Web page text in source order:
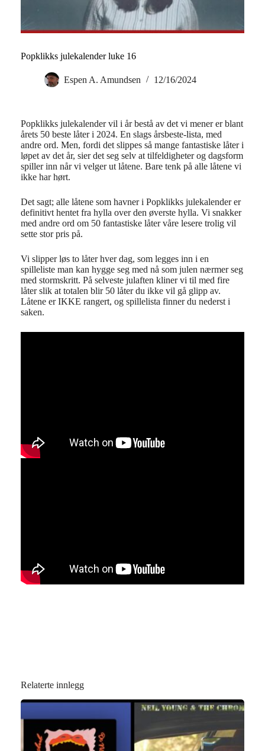
Popklikks julekalender luke 16
Espen A. Amundsen 12/16/2024
Popklikks julekalender vil i år bestå av det vi mener er blant
årets 50 beste låter i 2024. En slags årsbeste-lista, med
andre ord. Men, fordi det slippes så mange fantastiske låter i
løpet av det år, sier det seg selv at tilfeldigheter og dagsform
spiller inn når vi velger ut låtene. Bare tenk på alle låtene vi
ikke har hørt.
Det sagt; alle låtene som havner i Popklikks julekalender er
definitivt hentet fra hylla over den øverste hylla. Vi snakker
med andre ord om 50 fantastiske låter våre lesere trolig vil
sette stor pris på.
Vi slipper løs to låter hver dag, som legges inn i en
spilleliste man kan hygge seg med nå som julen nærmer seg
med stormskritt. På selveste julaften kliner vi til med fire
låter slik at totalen blir 50 låter du ikke vil gå glipp av.
Låtene er IKKE rangert, og spillelista finner du nederst i
saken.
Relaterte innlegg